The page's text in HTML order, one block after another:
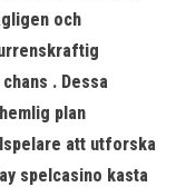
och
. Dessa
plan
att utforska
spelcasino kasta